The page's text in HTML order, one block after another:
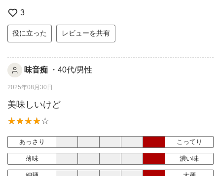
3
役に立った レビューを共有
味音痴 ・40代/男性
2025年08月30日
美味しいけど
あっさり こってり
薄味 濃い味